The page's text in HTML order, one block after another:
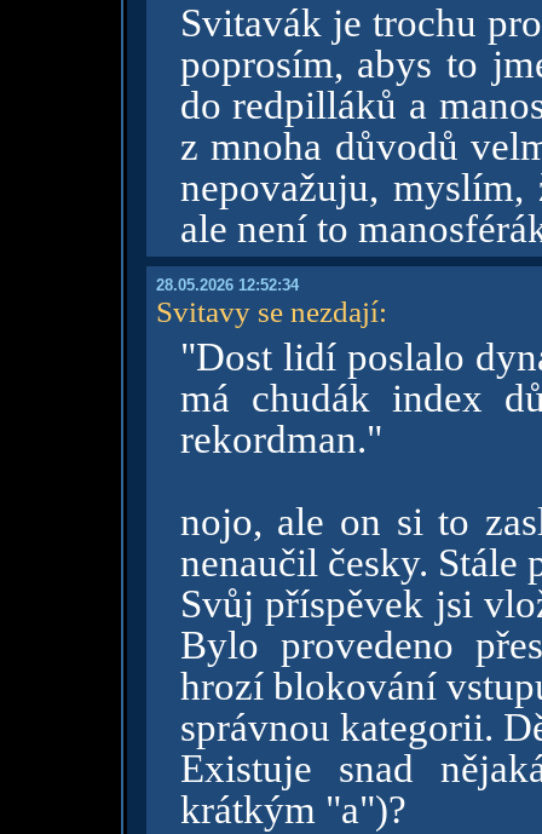
Svitavák je trochu
poprosím, abys to
do redpilláků a
z mnoha důvodů
nepovažuju,
ale není to
28.05.2026 12:52:34
Svitavy se nezdají:
"Dost lidí poslalo
má chudák index
rekordman."
nojo, ale on si to
nenaučil česky. Stále
Svůj příspěvek jsi
Bylo provedeno
hrozí blokování
správnou kategorii.
Existuje snad
krátkým "a")?